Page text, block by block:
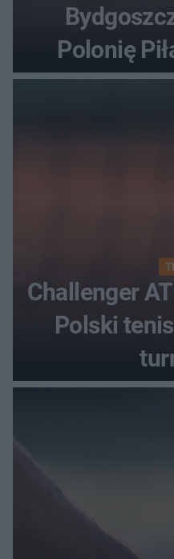
Polonię
Challenger
Polski